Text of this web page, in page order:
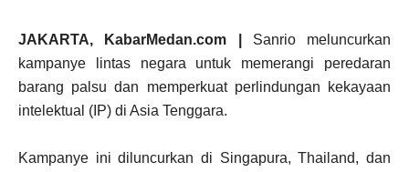
JAKARTA, KabarMedan.com |
Sanrio meluncurkan
kampanye lintas negara untuk memerangi peredaran
barang palsu dan memperkuat perlindungan kekayaan
intelektual (IP) di Asia Tenggara.
Kampanye ini diluncurkan di Singapura, Thailand, dan